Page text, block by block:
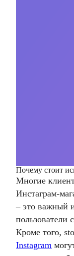
Почему стоит
Многие
Инстаграм-
– это важный
пользователи
Кроме того,
Instagram